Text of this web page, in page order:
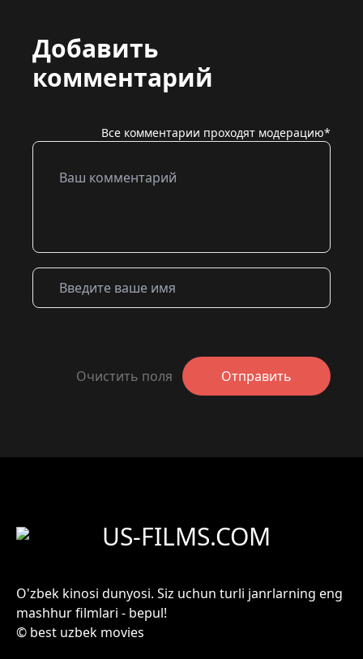
Добавить
комментарий
Все комментарии проходят модерацию*
Очистить поля Отправить
US-FILMS.COM
O'zbek kinosi dunyosi. Siz uchun turli janrlarning eng
mashhur filmlari - bepul!
© best uzbek movies